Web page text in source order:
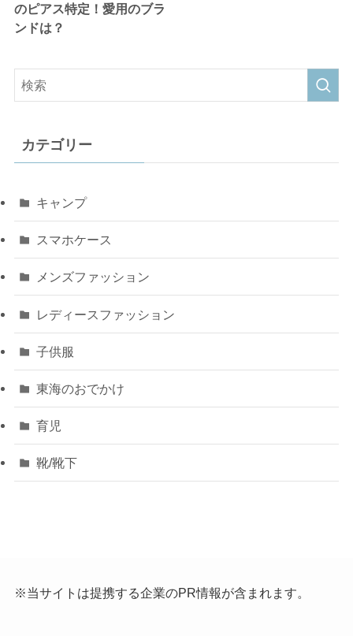
のピアス特定！愛用のブラ
ンドは？
カテゴリー
キャンプ
スマホケース
メンズファッション
レディースファッション
子供服
東海のおでかけ
育児
靴/靴下
※当サイトは提携する企業のPR情報が含まれます。